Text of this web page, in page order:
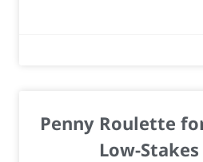
Penny Roulette
Low-